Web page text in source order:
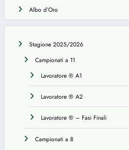
Albo d’Oro
Stagione 2025/2026
Campionati a 11
Lavoratore ® A1
Lavoratore ® A2
Lavoratore ® – Fasi Finali
Campionati a 8